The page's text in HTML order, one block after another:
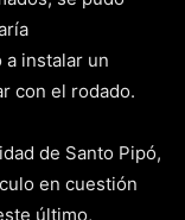
instalar un
con el rodado.
de Santo Pipó,
en cuestión
último,